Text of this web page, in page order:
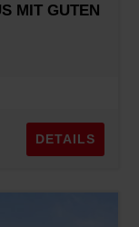
MIT GUTEN
DETAILS